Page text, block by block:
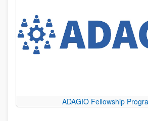
ADAGIO Fellowship